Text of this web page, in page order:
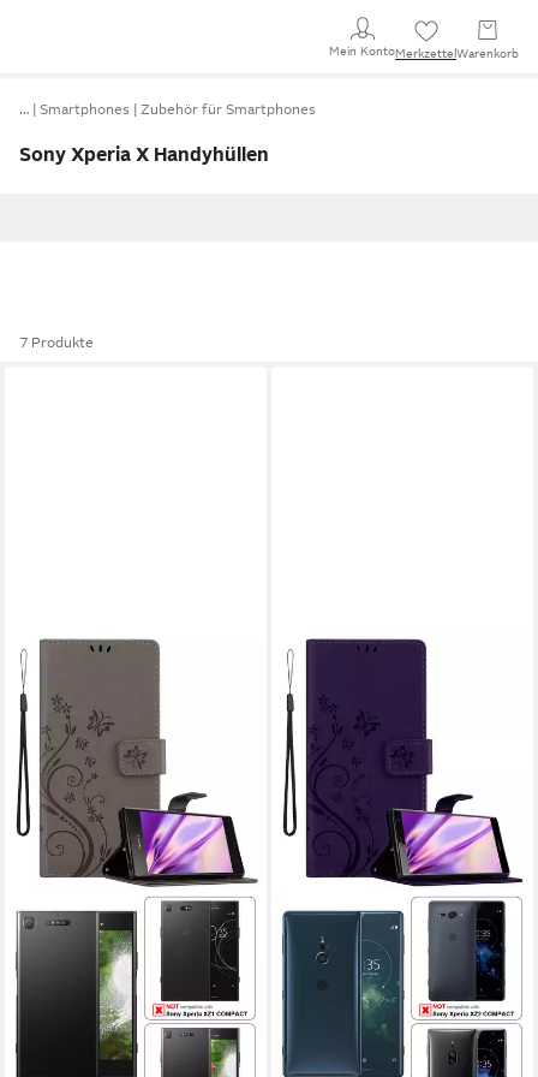
Mein KontoMerkzettel Warenkorb
… Smartphones Zubehör für Smartphones
Sony Xperia X Handyhüllen
7 Produkte